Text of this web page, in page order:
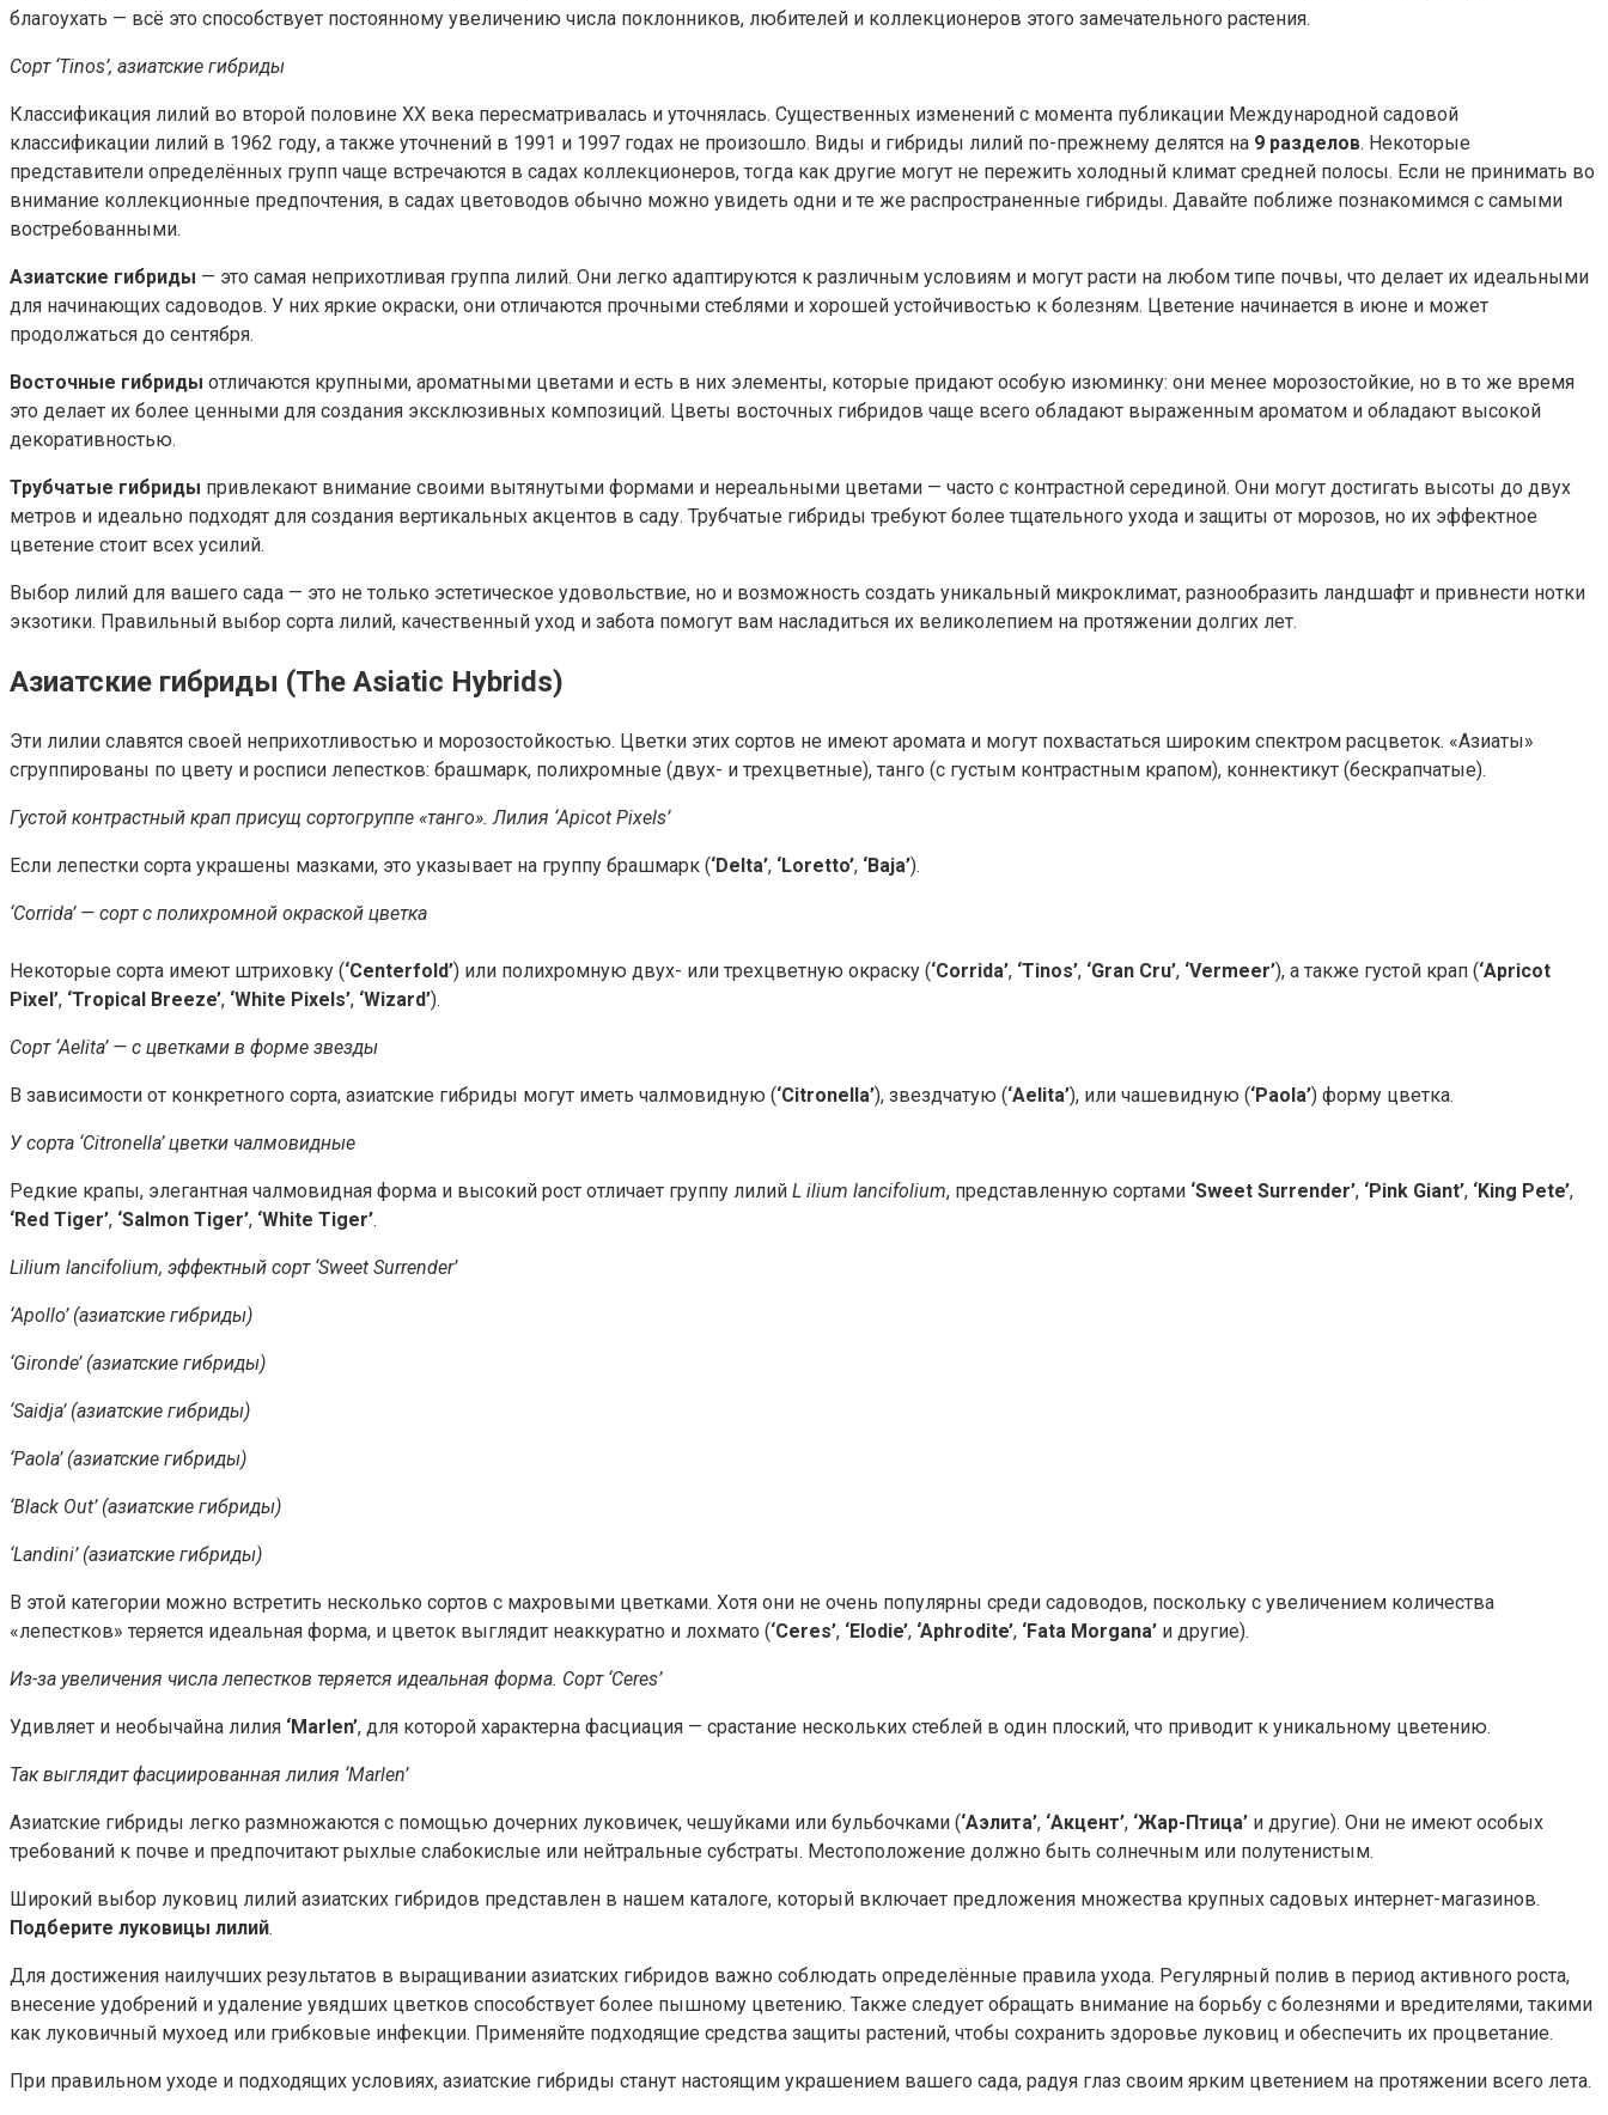
благоухать — всё это способствует постоянному увеличению числа поклонников, любителей и коллекционеров этого замечательного растения.
Сорт ‘Tinos’, азиатские гибриды
Классификация лилий во второй половине XX века пересматривалась и уточнялась. Существенных изменений с момента публикации Международной садовой
классификации лилий в 1962 году, а также уточнений в 1991 и 1997 годах не произошло. Виды и гибриды лилий по-прежнему делятся на 9 разделов. Некоторые
представители определённых групп чаще встречаются в садах коллекционеров, тогда как другие могут не пережить холодный климат средней полосы. Если не принимать во
внимание коллекционные предпочтения, в садах цветоводов обычно можно увидеть одни и те же распространенные гибриды. Давайте поближе познакомимся с самыми
востребованными.
Азиатские гибриды — это самая неприхотливая группа лилий. Они легко адаптируются к различным условиям и могут расти на любом типе почвы, что делает их идеальными
для начинающих садоводов. У них яркие окраски, они отличаются прочными стеблями и хорошей устойчивостью к болезням. Цветение начинается в июне и может
продолжаться до сентября.
Восточные гибриды отличаются крупными, ароматными цветами и есть в них элементы, которые придают особую изюминку: они менее морозостойкие, но в то же время
это делает их более ценными для создания эксклюзивных композиций. Цветы восточных гибридов чаще всего обладают выраженным ароматом и обладают высокой
декоративностью.
Трубчатые гибриды привлекают внимание своими вытянутыми формами и нереальными цветами — часто с контрастной серединой. Они могут достигать высоты до двух
метров и идеально подходят для создания вертикальных акцентов в саду. Трубчатые гибриды требуют более тщательного ухода и защиты от морозов, но их эффектное
цветение стоит всех усилий.
Выбор лилий для вашего сада — это не только эстетическое удовольствие, но и возможность создать уникальный микроклимат, разнообразить ландшафт и привнести нотки
экзотики. Правильный выбор сорта лилий, качественный уход и забота помогут вам насладиться их великолепием на протяжении долгих лет.
Азиатские гибриды (The Asiatic Hybrids)
Эти лилии славятся своей неприхотливостью и морозостойкостью. Цветки этих сортов не имеют аромата и могут похвастаться широким спектром расцветок. «Азиаты»
сгруппированы по цвету и росписи лепестков: брашмарк, полихромные (двух- и трехцветные), танго (с густым контрастным крапом), коннектикут (бескрапчатые).
Густой контрастный крап присущ сортогруппе «танго». Лилия ‘Apicot Pixels’
Если лепестки сорта украшены мазками, это указывает на группу брашмарк (‘Delta’, ‘Loretto’, ‘Baja’).
‘Corrida’ — сорт с полихромной окраской цветка
Некоторые сорта имеют штриховку (‘Centerfold’) или полихромную двух- или трехцветную окраску (‘Corrida’, ‘Tinos’, ‘Gran Cru’, ‘Vermeer’), а также густой крап (‘Apricot
Pixel’, ‘Tropical Breeze’, ‘White Pixels’, ‘Wizard’).
Сорт ‘Aelita’ — с цветками в форме звезды
В зависимости от конкретного сорта, азиатские гибриды могут иметь чалмовидную (‘Citronella’), звездчатую (‘Aelita’), или чашевидную (‘Paola’) форму цветка.
У сорта ‘Citronella’ цветки чалмовидные
Редкие крапы, элегантная чалмовидная форма и высокий рост отличает группу лилий L ilium lancifolium, представленную сортами ‘Sweet Surrender’, ‘Pink Giant’, ‘King Pete’,
‘Red Tiger’, ‘Salmon Tiger’, ‘White Tiger’.
Lilium lancifolium, эффектный сорт ‘Sweet Surrender’
‘Apollo’ (азиатские гибриды)
‘Gironde’ (азиатские гибриды)
‘Saidja’ (азиатские гибриды)
‘Paola’ (азиатские гибриды)
‘Black Out’ (азиатские гибриды)
‘Landini’ (азиатские гибриды)
В этой категории можно встретить несколько сортов с махровыми цветками. Хотя они не очень популярны среди садоводов, поскольку с увеличением количества
«лепестков» теряется идеальная форма, и цветок выглядит неаккуратно и лохмато (‘Ceres’, ‘Elodie’, ‘Aphrodite’, ‘Fata Morgana’ и другие).
Из-за увеличения числа лепестков теряется идеальная форма. Сорт ‘Ceres’
Удивляет и необычайна лилия ‘Marlen’, для которой характерна фасциация — срастание нескольких стеблей в один плоский, что приводит к уникальному цветению.
Так выглядит фасциированная лилия ‘Marlen’
Азиатские гибриды легко размножаются с помощью дочерних луковичек, чешуйками или бульбочками (‘Аэлита’, ‘Акцент’, ‘Жар-Птица’ и другие). Они не имеют особых
требований к почве и предпочитают рыхлые слабокислые или нейтральные субстраты. Местоположение должно быть солнечным или полутенистым.
Широкий выбор луковиц лилий азиатских гибридов представлен в нашем каталоге, который включает предложения множества крупных садовых интернет-магазинов.
Подберите луковицы лилий.
Для достижения наилучших результатов в выращивании азиатских гибридов важно соблюдать определённые правила ухода. Регулярный полив в период активного роста,
внесение удобрений и удаление увядших цветков способствует более пышному цветению. Также следует обращать внимание на борьбу с болезнями и вредителями, такими
как луковичный мухоед или грибковые инфекции. Применяйте подходящие средства защиты растений, чтобы сохранить здоровье луковиц и обеспечить их процветание.
При правильном уходе и подходящих условиях, азиатские гибриды станут настоящим украшением вашего сада, радуя глаз своим ярким цветением на протяжении всего лета.